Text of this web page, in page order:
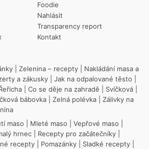
Foodie
Nahlásit
Transparency report
Kontakt
Zelenina – recepty
Nakládání masa a
a zákusky Jak na odpalované těsto
Co se děje na zahradě Svíčková
bábovka Zelná polévka
Zálivky na
maso Mleté maso Vepřové maso
hrnec Recepty pro začátečníky
recepty Pomazánky Sladké recepty